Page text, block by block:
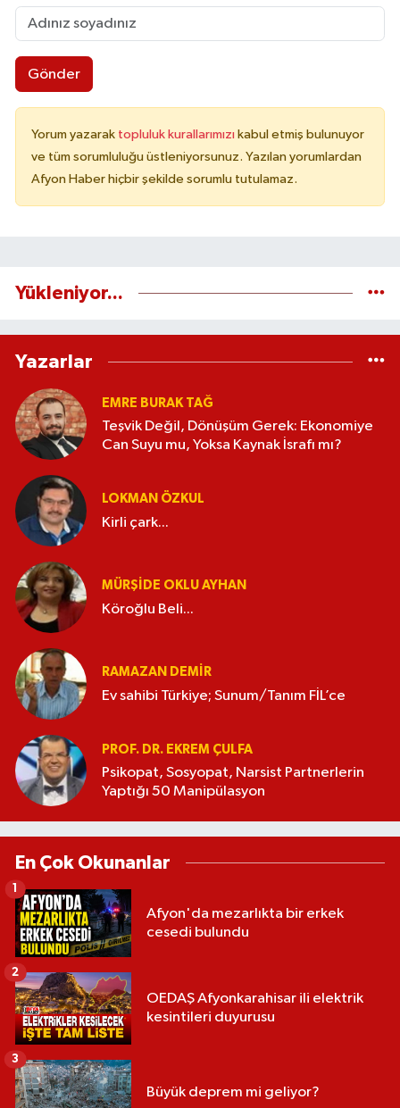
Gönder
Yorum yazarak topluluk kurallarımızı kabul etmiş bulunuyor
ve tüm sorumluluğu üstleniyorsunuz. Yazılan yorumlardan
Afyon Haber hiçbir şekilde sorumlu tutulamaz.
Yükleniyor...
Yazarlar
EMRE BURAK TAĞ
Teşvik Değil, Dönüşüm Gerek: Ekonomiye
Can Suyu mu, Yoksa Kaynak İsrafı mı?
LOKMAN ÖZKUL
Kirli çark...
MÜRŞIDE OKLU AYHAN
Köroğlu Beli...
RAMAZAN DEMİR
Ev sahibi Türkiye; Sunum/Tanım FİL’ce
PROF. DR. EKREM ÇULFA
Psikopat, Sosyopat, Narsist Partnerlerin
Yaptığı 50 Manipülasyon
En Çok Okunanlar
Afyon'da mezarlıkta bir erkek
cesedi bulundu
1
OEDAŞ Afyonkarahisar ili elektrik
kesintileri duyurusu
2
Büyük deprem mi geliyor?
3